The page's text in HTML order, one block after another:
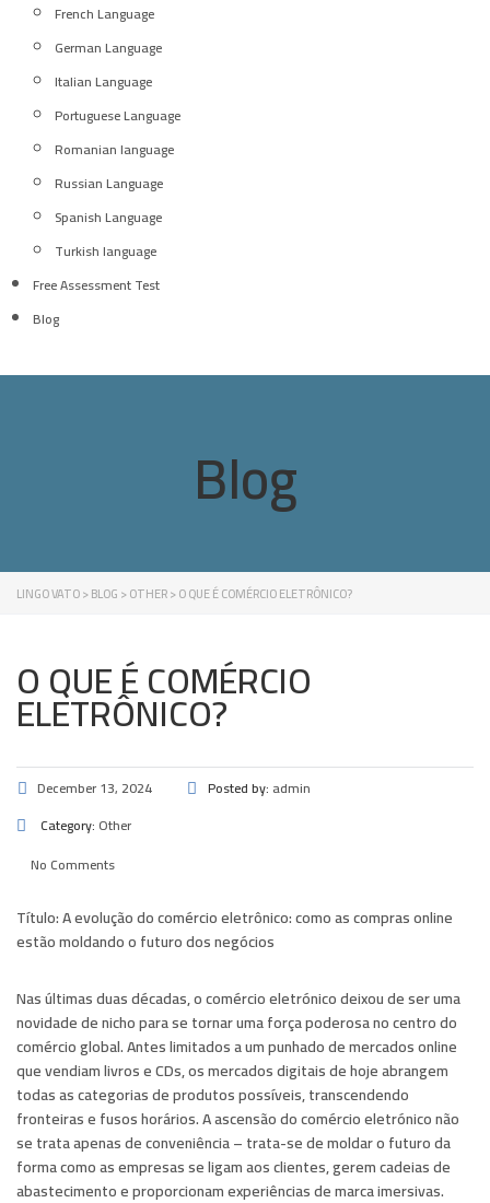
French Language
German Language
Italian Language
Portuguese Language
Romanian language
Russian Language
Spanish Language
Turkish language
Free Assessment Test
Blog
Blog
LINGO VATO>BLOG >OTHER>O QUE É COMÉRCIO ELETRÔNICO?
O QUE É COMÉRCIO
ELETRÔNICO?
December 13, 2024 Posted by: admin
Category: Other
No Comments
Título:A evolução do comércio eletrônico: como as compras online
estão moldando o futuro dos negócios
Nas últimas duas décadas, o comércio eletrónico deixou de ser uma
novidade de nicho para se tornar uma força poderosa no centro do
comércio global. Antes limitados a um punhado de mercados online
que vendiam livros e CDs, os mercados digitais de hoje abrangem
todas as categorias de produtos possíveis, transcendendo
fronteiras e fusos horários. A ascensão do comércio eletrónico não
se trata apenas de conveniência – trata-se de moldar o futuro da
forma como as empresas se ligam aos clientes, gerem cadeias de
abastecimento e proporcionam experiências de marca imersivas.